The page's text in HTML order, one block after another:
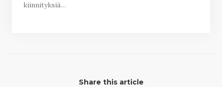
kiinnityksiä…
Share this article